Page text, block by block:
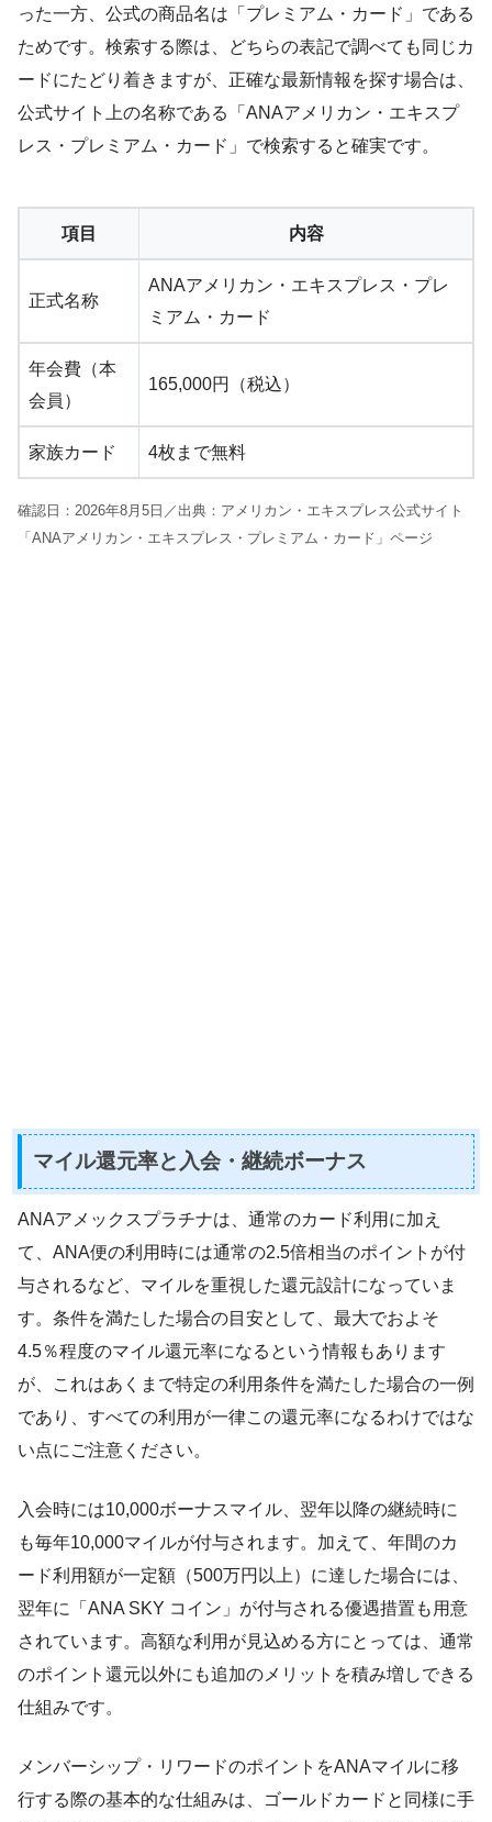
った一方、公式の商品名は「プレミアム・カード」である
ためです。検索する際は、どちらの表記で調べても同じカ
ードにたどり着きますが、正確な最新情報を探す場合は、
公式サイト上の名称である「ANAアメリカン・エキスプ
レス・プレミアム・カード」で検索すると確実です。
項目 内容
正式名称
ANAアメリカン・エキスプレス・プレ
ミアム・カード
年会費（本
会員）
165,000円（税込）
家族カード 4枚まで無料
確認日：2026年8月5日／出典：アメリカン・エキスプレス公式サイト
「ANAアメリカン・エキスプレス・プレミアム・カード」ページ
マイル還元率と入会・継続ボーナス
ANAアメックスプラチナは、通常のカード利用に加え
て、ANA便の利用時には通常の2.5倍相当のポイントが付
与されるなど、マイルを重視した還元設計になっていま
す。条件を満たした場合の目安として、最大でおよそ
4.5％程度のマイル還元率になるという情報もあります
が、これはあくまで特定の利用条件を満たした場合の一例
であり、すべての利用が一律この還元率になるわけではな
い点にご注意ください。
入会時には10,000ボーナスマイル、翌年以降の継続時に
も毎年10,000マイルが付与されます。加えて、年間のカ
ード利用額が一定額（500万円以上）に達した場合には、
翌年に「ANA SKY コイン」が付与される優遇措置も用意
されています。高額な利用が見込める方にとっては、通常
のポイント還元以外にも追加のメリットを積み増しできる
仕組みです。
メンバーシップ・リワードのポイントをANAマイルに移
行する際の基本的な仕組みは、ゴールドカードと同様に手